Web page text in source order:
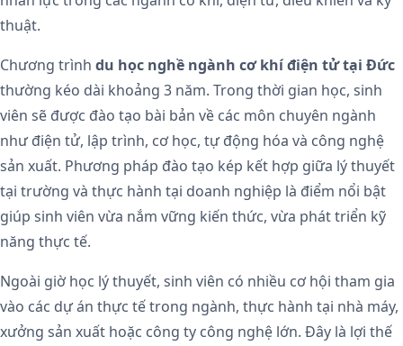
thuật.
Chương trình du học nghề ngành cơ khí điện tử tại Đức
thường kéo dài khoảng 3 năm. Trong thời gian học, sinh
viên sẽ được đào tạo bài bản về các môn chuyên ngành
như điện tử, lập trình, cơ học, tự động hóa và công nghệ
sản xuất. Phương pháp đào tạo kép kết hợp giữa lý thuyết
tại trường và thực hành tại doanh nghiệp là điểm nổi bật
giúp sinh viên vừa nắm vững kiến thức, vừa phát triển kỹ
năng thực tế.
Ngoài giờ học lý thuyết, sinh viên có nhiều cơ hội tham gia
vào các dự án thực tế trong ngành, thực hành tại nhà máy,
xưởng sản xuất hoặc công ty công nghệ lớn. Đây là lợi thế